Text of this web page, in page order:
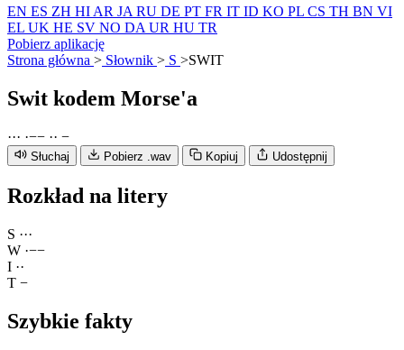
EN ES ZH HI AR JA RU DE PT FR IT ID KO PL CS TH BN VI
EL UK HE SV NO DA UR HU TR
Pobierz aplikację
Strona główna > Słownik > S >SWIT
Swit kodem Morse'a
··· ·−− ·· −
Słuchaj Pobierz .wav Kopiuj Udostępnij
Rozkład na litery
S ···
W ·−−
I ··
T −
Szybkie fakty